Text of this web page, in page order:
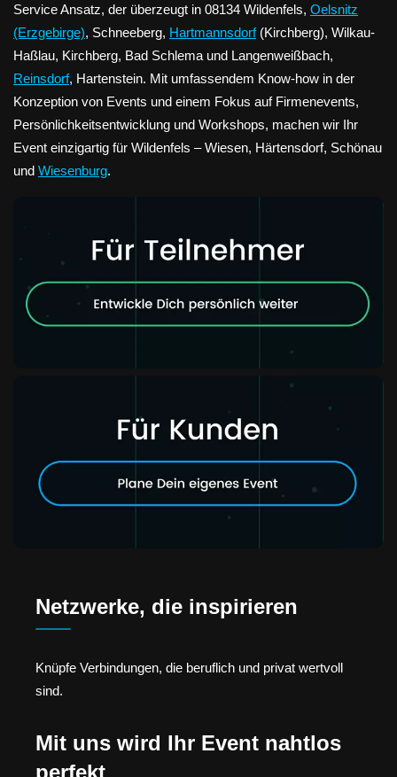
Service Ansatz, der überzeugt in 08134 Wildenfels, Oelsnitz
(Erzgebirge), Schneeberg, Hartmannsdorf(Kirchberg), Wilkau-
Haßlau, Kirchberg, Bad Schlema und Langenweißbach,
Reinsdorf, Hartenstein. Mit umfassendem Know-how in der
Konzeption von Events und einem Fokus auf Firmenevents,
Persönlichkeitsentwicklung und Workshops, machen wir Ihr
Event einzigartig für Wildenfels – Wiesen, Härtensdorf, Schönau
und Wiesenburg.
Netzwerke, die inspirieren
Knüpfe Verbindungen, die beruflich und privat wertvoll
sind.
Mit uns wird Ihr Event nahtlos
perfekt